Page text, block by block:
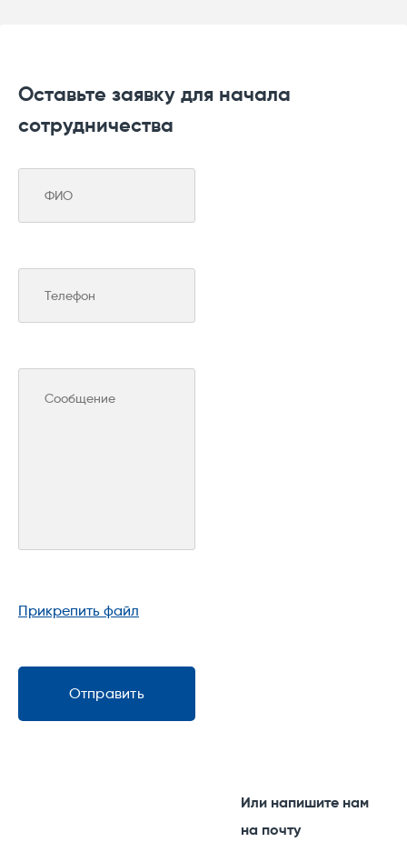
Оставьте заявку для начала
сотрудничества
Прикрепить файл
Отправить
Или напишите нам
на почту